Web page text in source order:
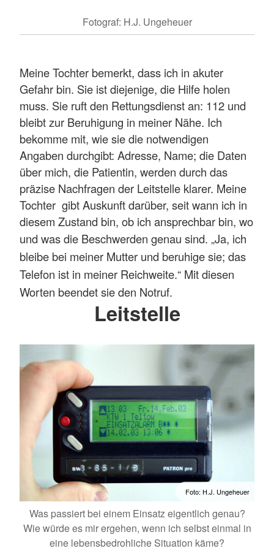
Fotograf: H.J. Ungeheuer
Meine Tochter bemerkt, dass ich in akuter
Gefahr bin. Sie ist diejenige, die Hilfe holen
muss. Sie ruft den Rettungsdienst an: 112 und
bleibt zur Beruhigung in meiner Nähe. Ich
bekomme mit, wie sie die notwendigen
Angaben durchgibt: Adresse, Name; die Daten
über mich, die Patientin, werden durch das
präzise Nachfragen der Leitstelle klarer. Meine
Tochter gibt Auskunft darüber, seit wann ich in
diesem Zustand bin, ob ich ansprechbar bin, wo
und was die Beschwerden genau sind. „Ja, ich
bleibe bei meiner Mutter und beruhige sie; das
Telefon ist in meiner Reichweite.“ Mit diesen
Worten beendet sie den Notruf.
Leitstelle
Foto: H.J. Ungeheuer
Was passiert bei einem Einsatz eigentlich genau?
Wie würde es mir ergehen, wenn ich selbst einmal in
eine lebensbedrohliche Situation käme?